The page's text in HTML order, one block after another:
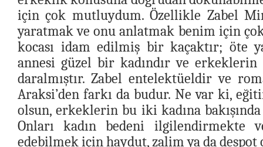
için çok mutluydum. Özellikle Zabel
yaratmak ve onu anlatmak benim için
kocası idam edilmiş bir kaçaktır; öte
annesi güzel bir kadındır ve erkeklerin
daralmıştır. Zabel entelektüeldir ve
Araksi’den farkı da budur. Ne var ki,
olsun, erkeklerin bu iki kadına
Onları kadın bedeni ilgilendirmekte
edebilmek için haydut, zalim ya da